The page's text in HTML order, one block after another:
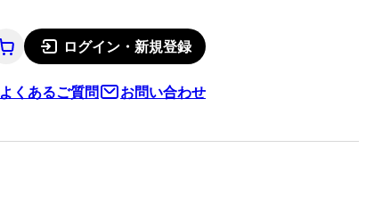
ログイン・新規登録
よくあるご質問 お問い合わせ